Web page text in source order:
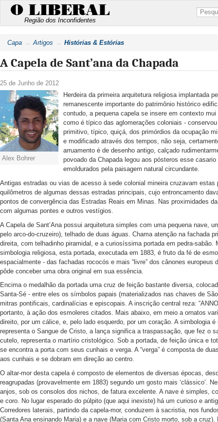
O LIBERAL
Região dos Inconfidentes
Capa Artigos Histórias & Estórias
A Capela de Sant’ana da Chapada
25 de Junho de 2012
Alex Bohrer
Herdeira da primeira arquitetura religiosa implantada
remanescente importante do patrimônio histórico
contudo, a pequena capela se insere em contexto
como é típico das aglomerações coloniais -
primitivo, típico, quiçá, dos primórdios da ocupação
e modificado através dos tempos, não seja,
arruamento é de desenho antigo, calçado
povoado da Chapada legou aos pósteros esse
emoldurados pela paisagem natural circundante.
Antigas estradas ou vias de acesso à sede colonial mineira cruzavam
quilômetros de algumas dessas estradas principais, cujo entroncamento
pontos de convergência das Estradas Reais em Minas. Nas proximidades
com algumas pontes e outros vestígios.
A Capela de Sant’Ana possui arquitetura simples com uma pequena nave,
pelo arco-do-cruzeiro), telhado de duas águas. Chama atenção na fachada
direita, com telhadinho piramidal, e a curiosíssima portada em pedra-
simbologia religiosa, esta portada, executada em 1883, é fruto da fé de
espacialmente - das fachadas rococós e mais “livre” dos cânones
pôde conceber uma obra original em sua essência.
Encima o medalhão da portada uma cruz de feição bastante diversa,
Santa-Sé - entre eles os símbolos papais (materializados nas chaves de
mitras pontificais, cardinalícias e episcopais. A inscrição central reza:
portanto, à ação dos esmoleres citados. Mais abaixo, em meio a ornatos
direito, por um cálice, e, pelo lado esquerdo, por um coração. A simbologia
representa o Sangue de Cristo, a lança significa a traspassação, que fez o
cutelo, representa o martírio cristológico. Sob a portada, de feição única e
se encontra a porta com seus cunhais e verga. A “verga” é composta de
aos cunhais e se dobram em direção ao centro.
O altar-mor desta capela é composto de elementos de diversas épocas,
reagrupadas (provavelmente em 1883) segundo um gosto mais ‘clássico’.
anjos, sob os consolos dos nichos, de fatura excelente. A nave é simples,
e coro. No lugar esperado do púlpito (que aqui inexiste) há um curioso e
Corredores laterais, partindo da capela-mor, conduzem à sacristia, nos
(Santa Ana ensinando Maria) e a nave (Maria com Cristo morto, sob a